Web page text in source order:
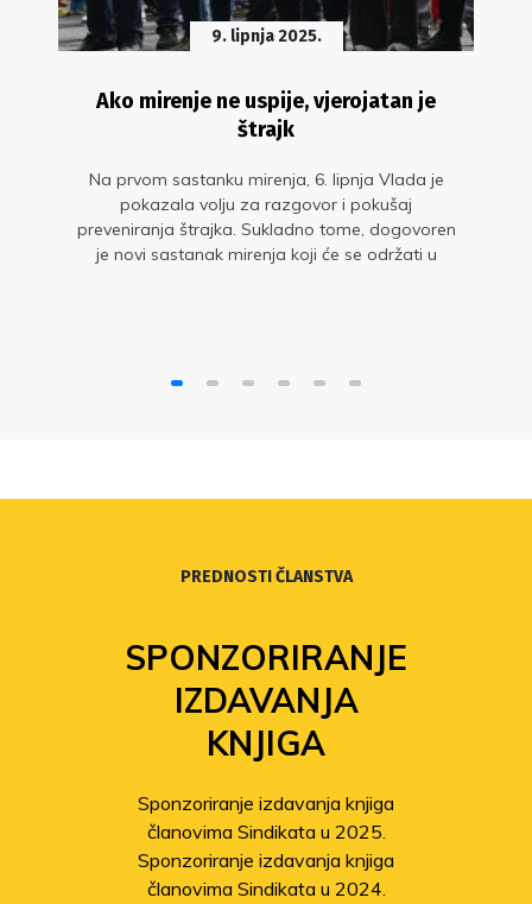
9. lipnja 2025.
Ako mirenje ne uspije, vjerojatan je
štrajk
Na prvom sastanku mirenja, 6. lipnja Vlada je
pokazala volju za razgovor i pokušaj
preveniranja štrajka. Sukladno tome, dogovoren
je novi sastanak mirenja koji će se održati u
PREDNOSTI ČLANSTVA
SPONZORIRANJE
IZDAVANJA
KNJIGA
Sponzoriranje izdavanja knjiga
članovima Sindikata u 2025.
Sponzoriranje izdavanja knjiga
članovima Sindikata u 2024.